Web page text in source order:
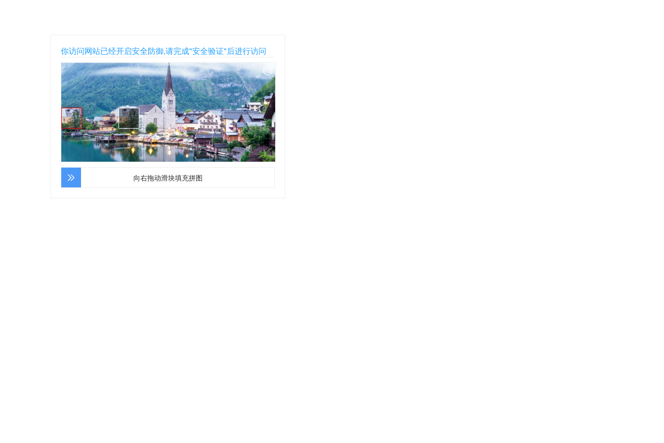
你访问网站已经开启安全防御,请完成"安全验证"后进行访问
向右拖动滑块填充拼图